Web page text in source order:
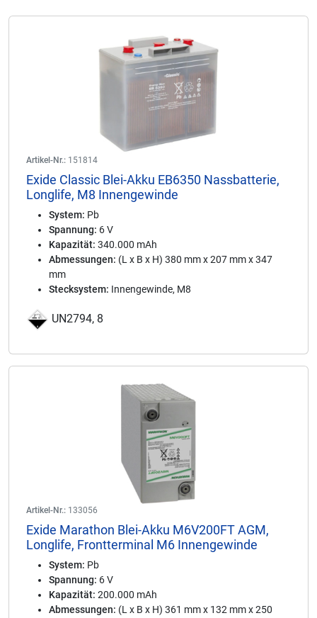
Artikel-Nr.: 151814
Exide Classic Blei-Akku EB6350 Nassbatterie,
Longlife, M8 Innengewinde
System: Pb
Spannung: 6 V
Kapazität: 340.000 mAh
Abmessungen: (L x B x H) 380 mm x 207 mm x 347
mm
Stecksystem: Innengewinde, M8
UN2794, 8
Artikel-Nr.: 133056
Exide Marathon Blei-Akku M6V200FT AGM,
Longlife, Frontterminal M6 Innengewinde
System: Pb
Spannung: 6 V
Kapazität: 200.000 mAh
Abmessungen: (L x B x H) 361 mm x 132 mm x 250